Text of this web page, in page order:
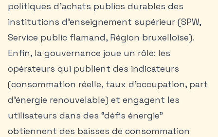
politiques d’achats publics durables des
institutions d’enseignement supérieur (SPW,
Service public flamand, Région bruxelloise).
Enfin, la gouvernance joue un rôle: les
opérateurs qui publient des indicateurs
(consommation réelle, taux d’occupation, part
d’énergie renouvelable) et engagent les
utilisateurs dans des “défis énergie”
obtiennent des baisses de consommation